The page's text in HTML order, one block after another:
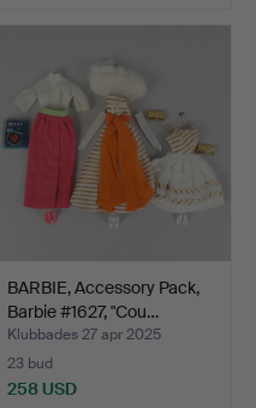
BARBIE, Accessory Pack,
Barbie #1627, "Cou…
Klubbades 27 apr 2025
23 bud
258 USD